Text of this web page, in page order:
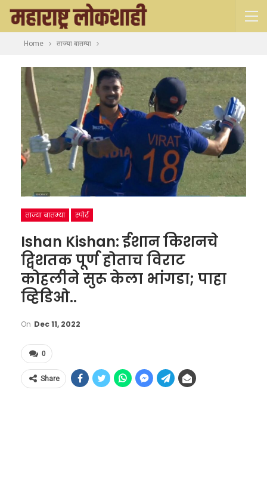
Home ताज्या बातम्या
ताज्या बातम्या स्पोर्ट
Ishan Kishan: ईशान किशनचे
द्विशतक पूर्ण होताच विराट
कोहलीने सुरू केला भांगडा; पाहा
व्हिडिओ..
On Dec 11, 2022
0
Share